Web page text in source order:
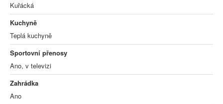
Kuřácká
Kuchyně
Teplá kuchyně
Sportovní přenosy
Ano, v televizi
Zahrádka
Ano